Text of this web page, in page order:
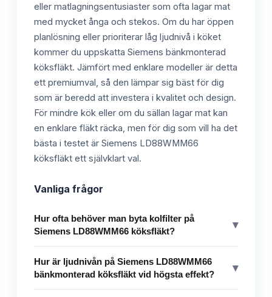
eller matlagningsentusiaster som ofta lagar mat
med mycket ånga och stekos. Om du har öppen
planlösning eller prioriterar låg ljudnivå i köket
kommer du uppskatta Siemens bänkmonterad
köksfläkt. Jämfört med enklare modeller är detta
ett premiumval, så den lämpar sig bäst för dig
som är beredd att investera i kvalitet och design.
För mindre kök eller om du sällan lagar mat kan
en enklare fläkt räcka, men för dig som vill ha det
bästa i testet är Siemens LD88WMM66
köksfläkt ett självklart val.
Vanliga frågor
Hur ofta behöver man byta kolfilter på
Siemens LD88WMM66 köksfläkt?
▾
Hur är ljudnivån på Siemens LD88WMM66
bänkmonterad köksfläkt vid högsta effekt?
▾